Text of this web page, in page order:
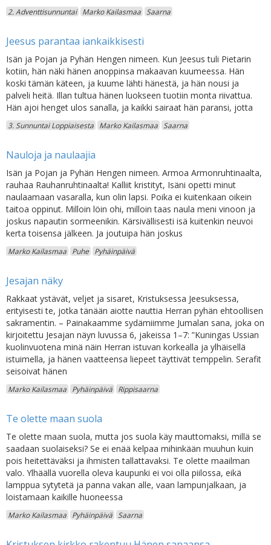
2. Adventtisunnuntai Marko Kailasmaa Saarna
Jeesus parantaa iankaikkisesti
Isän ja Pojan ja Pyhän Hengen nimeen. Kun Jeesus tuli Pietarin
kotiin, hän näki hänen anoppinsa makaavan kuumeessa. Hän
koski tämän käteen, ja kuume lähti hänestä, ja hän nousi ja
palveli heitä. Illan tultua hänen luokseen tuotiin monta riivattua.
Hän ajoi henget ulos sanalla, ja kaikki sairaat hän paransi, jotta
3. Sunnuntai Loppiaisesta Marko Kailasmaa Saarna
Nauloja ja naulaajia
Isän ja Pojan ja Pyhän Hengen nimeen. Armoa Armonruhtinaalta,
rauhaa Rauhanruhtinaalta! Kalliit kristityt, Isäni opetti minut
naulaamaan vasaralla, kun olin lapsi. Poika ei kuitenkaan oikein
taitoa oppinut. Milloin löin ohi, milloin taas naula meni vinoon ja
joskus napautin sormeenikin. Kärsivällisesti isä kuitenkin neuvoi
kerta toisensa jälkeen. Ja joutuipa hän joskus
Marko Kailasmaa Puhe Pyhäinpäivä
Jesajan näky
Rakkaat ystävät, veljet ja sisaret, Kristuksessa Jeesuksessa,
erityisesti te, jotka tänään aiotte nauttia Herran pyhän ehtoollisen
sakramentin. – Painakaamme sydämiimme Jumalan sana, joka on
kirjoitettu Jesajan näyn luvussa 6, jakeissa 1–7: ”Kuningas Ussian
kuolinvuotena minä näin Herran istuvan korkealla ja ylhäisellä
istuimella, ja hänen vaatteensa liepeet täyttivät temppelin. Serafit
seisoivat hänen
Marko Kailasmaa Pyhäinpäivä Rippisaarna
Te olette maan suola
Te olette maan suola, mutta jos suola käy mauttomaksi, millä se
saadaan suolaiseksi? Se ei enää kelpaa mihinkään muuhun kuin
pois heitettäväksi ja ihmisten tallattavaksi. Te olette maailman
valo. Ylhäällä vuorella oleva kaupunki ei voi olla piilossa, eikä
lamppua sytytetä ja panna vakan alle, vaan lampunjalkaan, ja
loistamaan kaikille huoneessa
Marko Kailasmaa Pyhäinpäivä Saarna